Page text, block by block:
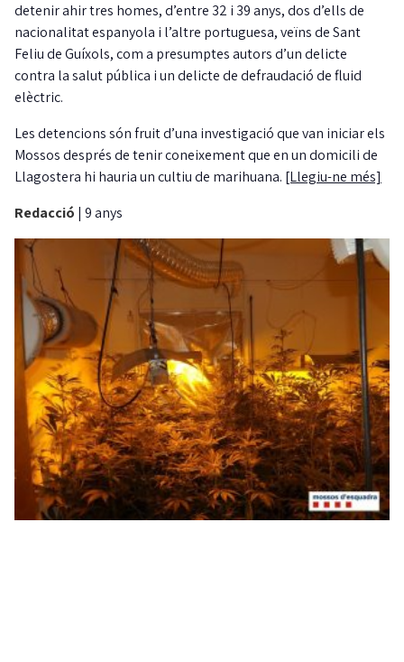
detenir ahir tres homes, d’entre 32 i 39 anys, dos d’ells de
nacionalitat espanyola i l’altre portuguesa, veïns de Sant
Feliu de Guíxols, com a presumptes autors d’un delicte
contra la salut pública i un delicte de defraudació de fluid
elèctric.
Les detencions són fruit d’una investigació que van iniciar els
Mossos després de tenir coneixement que en un domicili de
Llagostera hi hauria un cultiu de marihuana. [Llegiu-ne més]
Redacció | 9 anys